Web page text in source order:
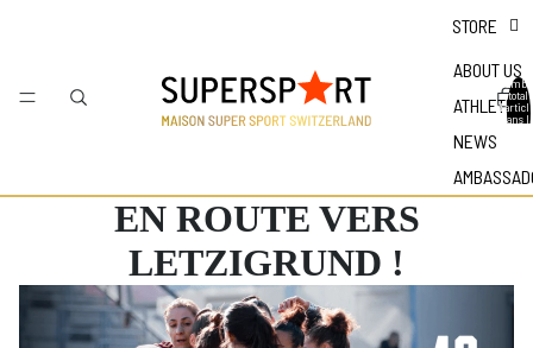
STORE
ABOUT US
ATHLETES
NEWS
total
dans
EN ROUTE VERS
LETZIGRUND !